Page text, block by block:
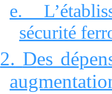
e.
sécurité
2. Des